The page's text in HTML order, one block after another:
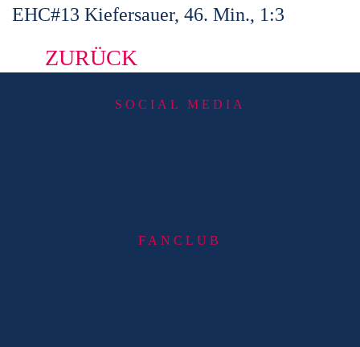
EHC#13 Kiefersauer, 46. Min., 1:3
ZURÜCK
SOCIAL MEDIA
FANCLUB